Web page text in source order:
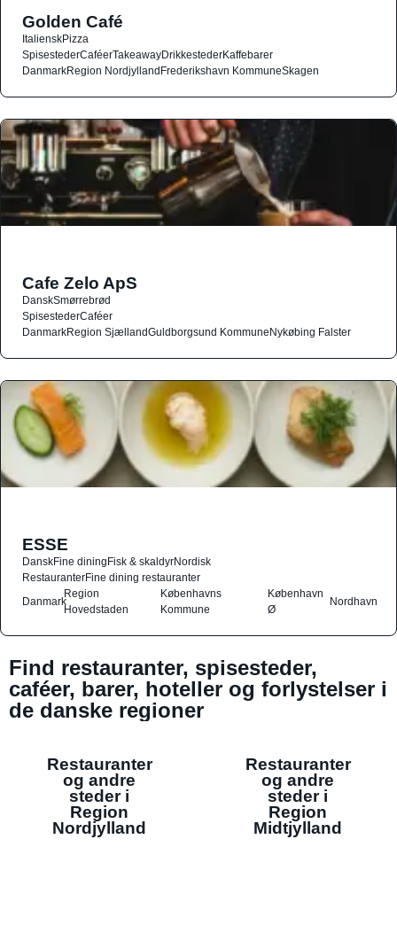
Golden Café
ItalienskPizza
SpisestederCaféerTakeawayDrikkestederKaffebarer
DanmarkRegion NordjyllandFrederikshavn KommuneSkagen
Cafe Zelo ApS
DanskSmørrebrød
SpisestederCaféer
DanmarkRegion SjællandGuldborgsund KommuneNykøbing Falster
ESSE
DanskFine diningFisk & skaldyrNordisk
RestauranterFine dining restauranter
Danmark
Region
Hovedstaden
Københavns
Kommune
København
Ø
Nordhavn
Find restauranter, spisesteder,
caféer, barer, hoteller og forlystelser i
de danske regioner
Restauranter
og andre
steder i
Region
Nordjylland
Restauranter
og andre
steder i
Region
Midtjylland